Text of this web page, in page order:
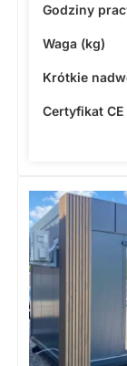
Godziny
Waga (kg)
Krótkie
Certyfikat CE